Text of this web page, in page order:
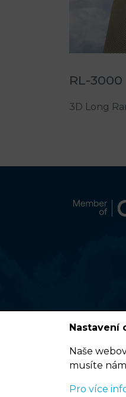
RL-3000
3D Long
© 2020 ELDIS
Nastavení
Naše
musíte
Pro více